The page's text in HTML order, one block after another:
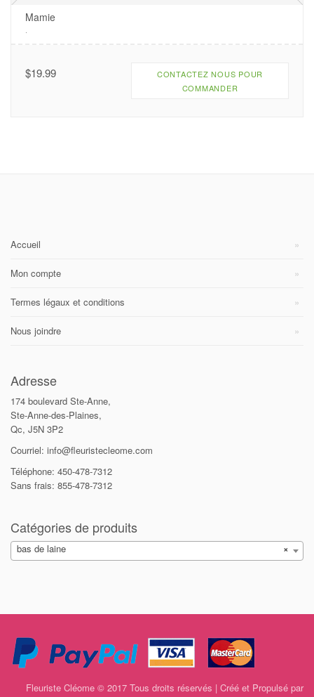
Mamie
$19.99
CONTACTEZ NOUS POUR
COMMANDER
Accueil
Mon compte
Termes légaux et conditions
Nous joindre
Adresse
174 boulevard Ste-Anne,
Ste-Anne-des-Plaines,
Qc, J5N 3P2
Courriel: info@fleuristecleome.com
Téléphone: 450-478-7312
Sans frais: 855-478-7312
Catégories de produits
×
bas de laine
Fleuriste Cléome © 2017 Tous droits réservés | Créé et Propulsé par